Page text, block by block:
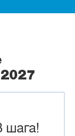
шага!